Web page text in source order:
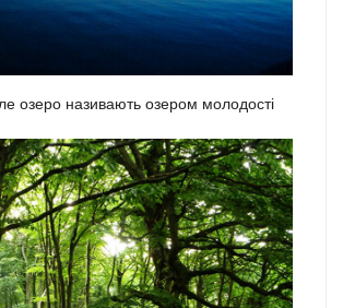
озеро називають озером молодості